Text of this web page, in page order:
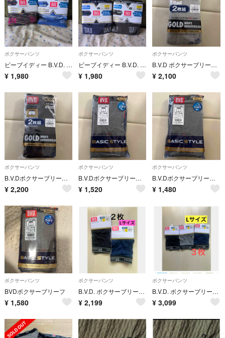
ボクサーパンツ
ビーブイディー B.V.D. ボクサーパンツ 2枚セット(メンズLL)
¥ 1,980
ボクサーパンツ
ビーブイディー B.V.D. ボクサーパンツ 2枚セット(メンズL)
¥ 1,980
ボクサーパンツ
B.V.D ボクサーブリーフＬ2枚組
¥ 2,100
ボクサーパンツ
B.V.DボクサーブリーフＭ２枚組
¥ 2,200
ボクサーパンツ
B.V.Dボクサーブリーフ(前開き)M２枚組
¥ 1,520
ボクサーパンツ
B.V.Dボクサーブリーフ(前開き)M２枚組
¥ 1,480
ボクサーパンツ
BVDボクサーブリーフ
¥ 1,580
ボクサーパンツ
B.V.D. ボクサーブリーフ Lサイズ 2枚セット 吸水速乾ネイビー ブラック
¥ 2,199
ボクサーパンツ
B.V.D. ボクサーブリーフ 吸水速乾 Lサイズ 3枚セット 前開き
¥ 3,099